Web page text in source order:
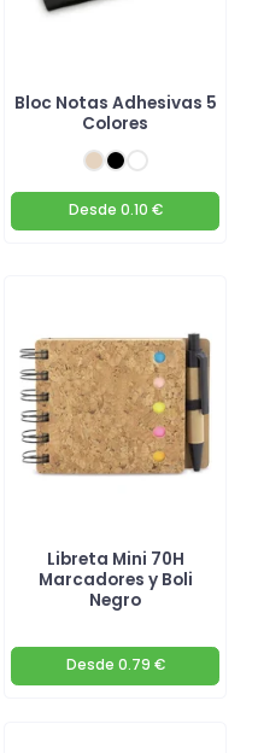
Bloc Notas Adhesivas 5
Colores
Desde 0.10 €
Libreta Mini 70H
Marcadores y Boli
Negro
Desde 0.79 €